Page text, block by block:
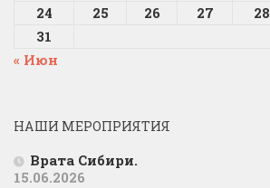
24
25 26 27 28
31
« Июн
НАШИ МЕРОПРИЯТИЯ
Врата Сибири.
15.06.2026